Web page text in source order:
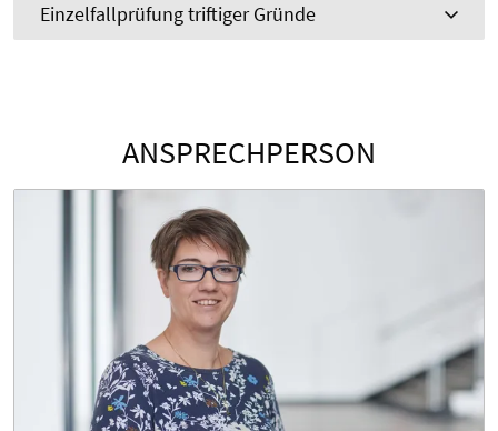
Einzelfallprüfung triftiger Gründe
ANSPRECHPERSON